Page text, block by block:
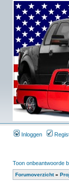
Inloggen
Toon onbeantwoorde
Forumoverzicht»